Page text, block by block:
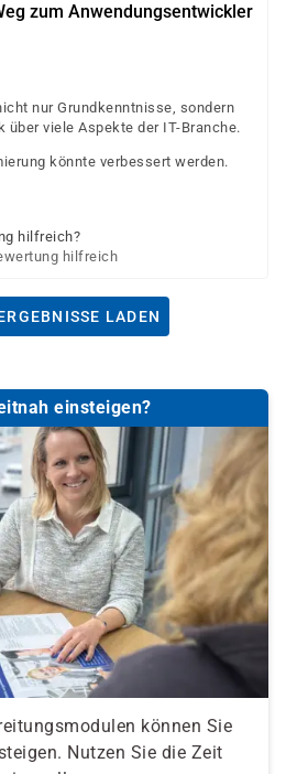
zum Anwendungsentwickler
nur Grundkenntnisse, sondern
über viele Aspekte der IT-Branche.
könnte verbessert werden.
hilfreich?
hilfreich
LADEN
einsteigen?
können Sie
Nutzen Sie die Zeit